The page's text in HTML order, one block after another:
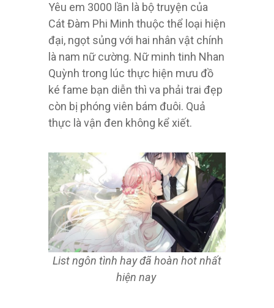
Yêu em 3000 lần là bộ truyện của
Cát Đàm Phi Minh thuộc thể loại hiện
đại, ngọt sủng với hai nhân vật chính
là nam nữ cường. Nữ minh tinh Nhan
Quỳnh trong lúc thực hiện mưu đồ
ké fame bạn diễn thì va phải trai đẹp
còn bị phóng viên bám đuôi. Quả
thực là vận đen không kể xiết.
List ngôn tình hay đã hoàn hot nhất
hiện nay